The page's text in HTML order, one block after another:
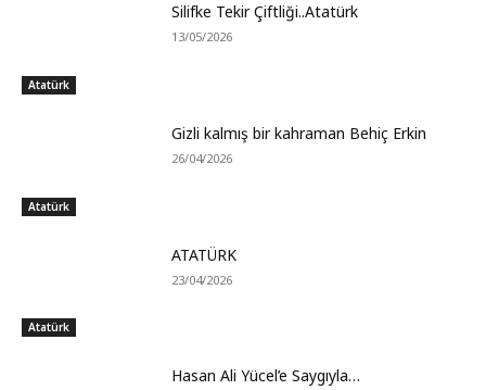
Atatürk
Silifke Tekir Çiftliği..Atatürk
13/05/2026
Atatürk
Gizli kalmış bir kahraman Behiç Erkin
26/04/2026
Atatürk
ATATÜRK
23/04/2026
Hasan Ali Yücel’e Saygıyla…